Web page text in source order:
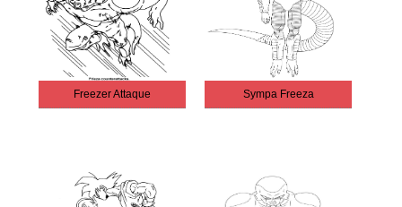
Freezer Attaque Sympa Freeza